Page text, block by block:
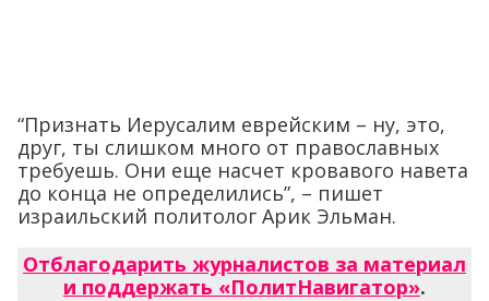
“Признать Иерусалим еврейским – ну, это,
друг, ты слишком много от православных
требуешь. Они еще насчет кровавого навета
до конца не определились”, – пишет
израильский политолог Арик Эльман.
Отблагодарить журналистов за материал
и поддержать «ПолитНавигатор».